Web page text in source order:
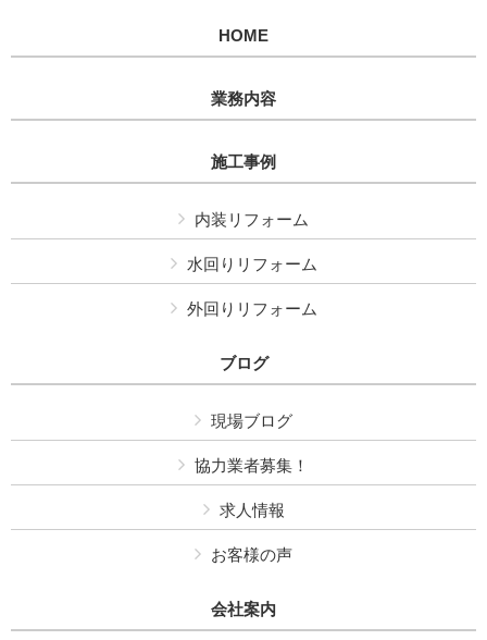
HOME
業務内容
施工事例
内装リフォーム
水回りリフォーム
外回りリフォーム
ブログ
現場ブログ
協力業者募集！
求人情報
お客様の声
会社案内